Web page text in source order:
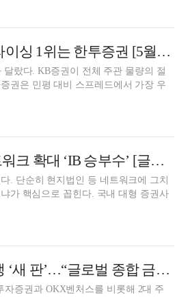
[DCM] KB증권 물량 싹쓸이에도 프라이싱 1위는 한투증권 [5월 리뷰②]
랐다. KB증권이 전체 주관 물량의 절
권은 민평 대비 스프레드에서 가장 우
김성환號 한국투자증권, 글로벌 네트워크 확대 ‘IB 승부수’ [글로벌 선발대 빅5 증권사 (2)]
. 단순히 현지법인 등 네트워크에 그치
가 핵심으로 꼽힌다. 국내 대형 증권사
코인원, 한투·OKX·컴투스와 4자 동맹 ‘새 판’…“글로벌 종합 금융 플랫폼 도약 목표”
증권과 OKX벤처스를 비롯해 2대 주